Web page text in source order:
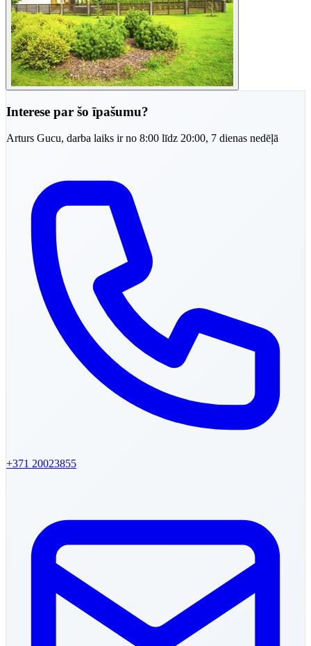
Interese par šo īpašumu?
Arturs Gucu, darba laiks ir no 8:00 līdz 20:00, 7 dienas nedēļā
+371 20023855